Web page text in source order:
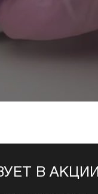
В АКЦИИ